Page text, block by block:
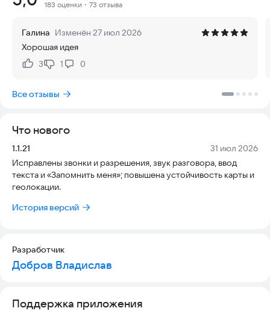
• Рейтинг и отзывы пользователей
🔧 КАК ЭТО РАБОТАЕТ:
1. Создайте запрос о помощи на карте
2. Водители рядом увидят ваш запрос
3. Договоритесь в чате о деталях
Зарабатывайте положительный рейтинг и благодарности.
✅ Бесплатно — никаких комиссий
✅ Удобно — простой интерфейс
183 оценки ・73 отзыва
Галина Изменён 27 июл 2026
Хорошая идея
Нравится:
3Не нравится:
1 0
Все отзывы
Что нового
Версия:
1.1.21 Дата:
31 июл 2026
Исправлены звонки и разрешения, звук разговора, ввод
текста и «Запомнить меня»; повышена устойчивость карты и
геолокации.
История версий
Разработчик
Добров Владислав
Поддержка приложения